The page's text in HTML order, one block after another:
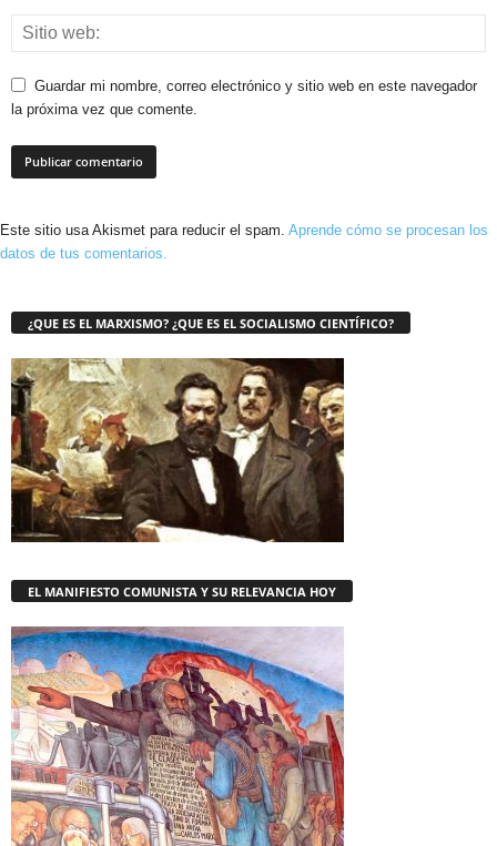
Guardar mi nombre, correo electrónico y sitio web en este navegador
la próxima vez que comente.
Este sitio usa Akismet para reducir el spam. Aprende cómo se procesan los
datos de tus comentarios.
¿QUE ES EL MARXISMO? ¿QUE ES EL SOCIALISMO CIENTÍFICO?
EL MANIFIESTO COMUNISTA Y SU RELEVANCIA HOY